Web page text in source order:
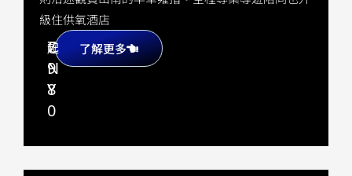
級住供氧酒店
了解更多
7
9
8
0
C
N
Y
起